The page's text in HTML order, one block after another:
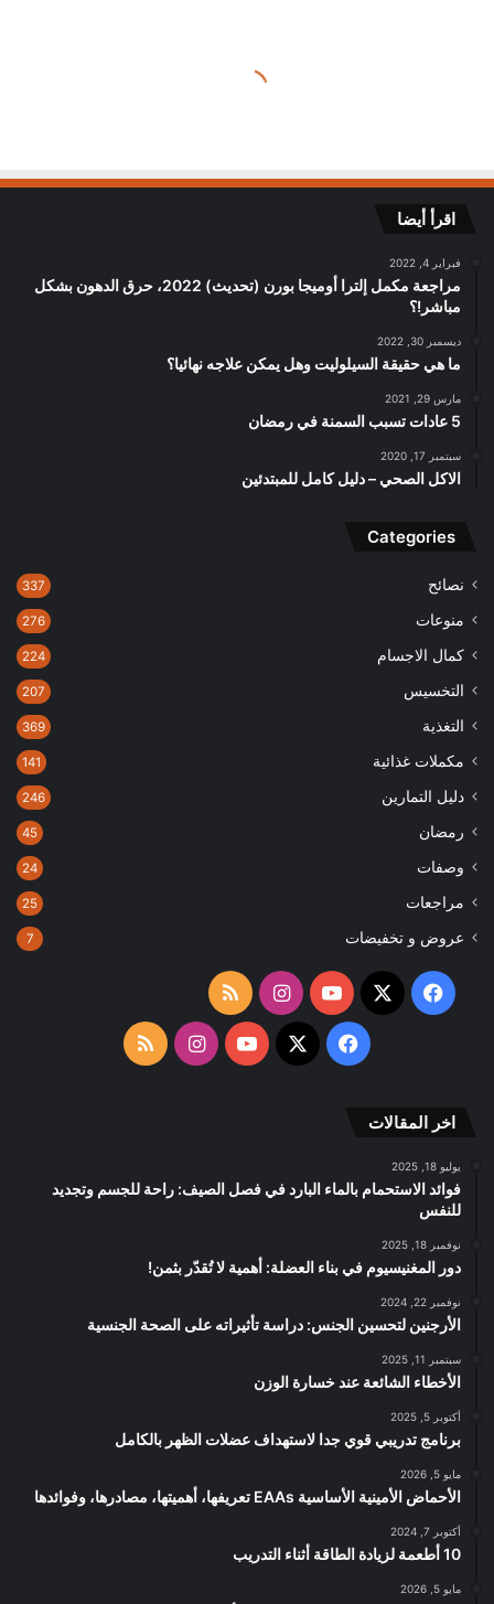
اقرأ أيضا
فبراير 4, 2022
مراجعة مكمل إلترا أوميجا بورن (تحديث) 2022، حرق الدهون بشكل
مباشر!؟
ديسمبر 30, 2022
ما هي حقيقة السيلوليت وهل يمكن علاجه نهائيا؟
مارس 29, 2021
5 عادات تسبب السمنة في رمضان
سبتمبر 17, 2020
الاكل الصحي – دليل كامل للمبتدئين
Categories
نصائح 337
منوعات 276
كمال الاجسام 224
التخسيس 207
التغذية 369
مكملات غذائية 141
دليل التمارين 246
رمضان 45
وصفات 24
مراجعات 25
عروض و تخفيضات 7
فيسبوك
‫X
‫YouTubeانستقرامملخص
الموقع
فيسبوك
‫X
‫YouTubeانستقرامملخص
اخر المقالات
يوليو 18, 2025
فوائد الاستحمام بالماء البارد في فصل الصيف: راحة للجسم وتجديد
للنفس
نوفمبر 18, 2025
دور المغنيسيوم في بناء العضلة: أهمية لا تُقدّر بثمن!
نوفمبر 22, 2024
الأرجنين لتحسين الجنس: دراسة تأثيراته على الصحة الجنسية
سبتمبر 11, 2025
الأخطاء الشائعة عند خسارة الوزن
أكتوبر 5, 2025
برنامج تدريبي قوي جدا لاستهداف عضلات الظهر بالكامل
مايو 5, 2026
الأحماض الأمينية الأساسية EAAs تعريفها، أهميتها، مصادرها، وفوائدها
أكتوبر 7, 2024
10 أطعمة لزيادة الطاقة أثناء التدريب
مايو 5, 2026